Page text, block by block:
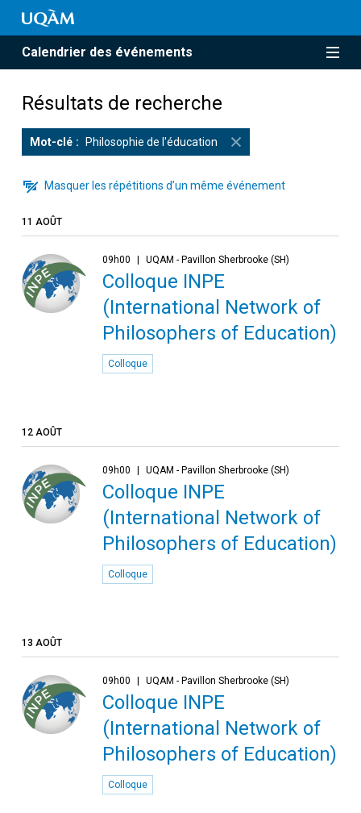
Calendrier des événements
Résultats de recherche
Mot-clé Philosophie de l'éducation
Masquer les répétitions d’un même événement
11 AOÛT
09h00 UQAM - Pavillon Sherbrooke (SH)
Colloque INPE
(International Network of
Philosophers of Education)
Colloque
12 AOÛT
09h00 UQAM - Pavillon Sherbrooke (SH)
Colloque INPE
(International Network of
Philosophers of Education)
Colloque
13 AOÛT
09h00 UQAM - Pavillon Sherbrooke (SH)
Colloque INPE
(International Network of
Philosophers of Education)
Colloque